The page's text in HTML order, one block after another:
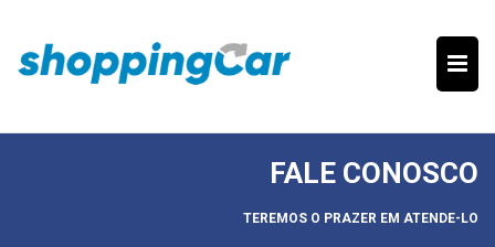
FALE CONOSCO
TEREMOS O PRAZER EM ATENDE-LO